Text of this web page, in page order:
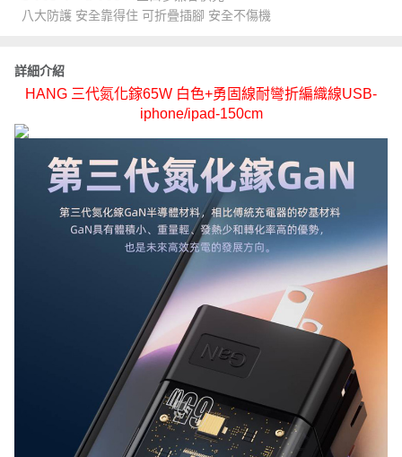
八大防護 安全靠得住 可折疊插腳 安全不傷機
詳細介紹
HANG 三代氮化鎵65W 白色+勇固線耐彎折編織線USB-
iphone/ipad-150cm